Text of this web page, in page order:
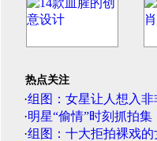
热点关注
·组图：女星让人想入
·明星“偷情”时刻抓拍集
·组图：十大拒拍裸戏